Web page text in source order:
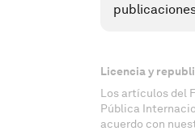
Licencia y
Los artículos del
Pública
acuerdo con